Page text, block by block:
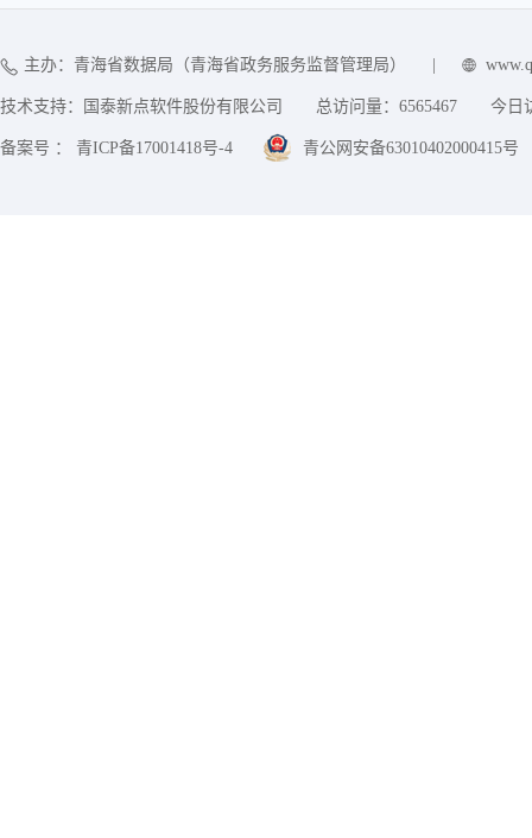
主办：青海省数据局（青海省政务服务监督管理局）
技术支持：国泰新点软件股份有限公司 总访问量： 6565467 今日
备案号 ： 青ICP备17001418号-4 青公网安备63010402000415号